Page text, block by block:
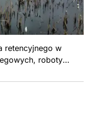
retencyjnego w
roboty